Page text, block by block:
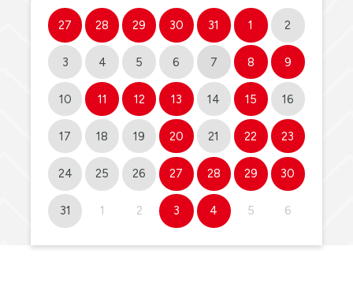
27 28 29 30 31 1 2
3 4 5 6 7 8 9
10 11 12 13 14 15 16
17 18 19 20 21 22 23
24 25 26 27 28 29 30
31 1 2 3 4 5 6